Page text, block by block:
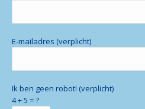
E-mailadres (verplicht)
Ik ben geen robot! (verplicht)
4 + 5 = ?